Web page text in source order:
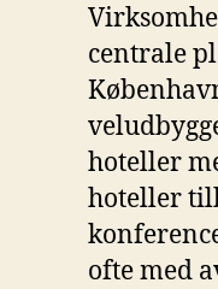
centrale
hoteller
hoteller
ofte med